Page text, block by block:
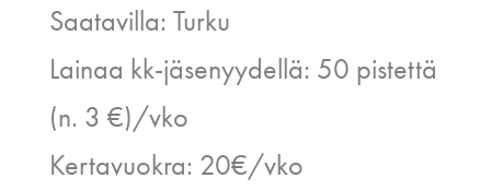
Saatavilla: Turku
Lainaa kk-jäsenyydellä: 50 pistettä
(n. 3 €)/vko
Kertavuokra: 20€/vko